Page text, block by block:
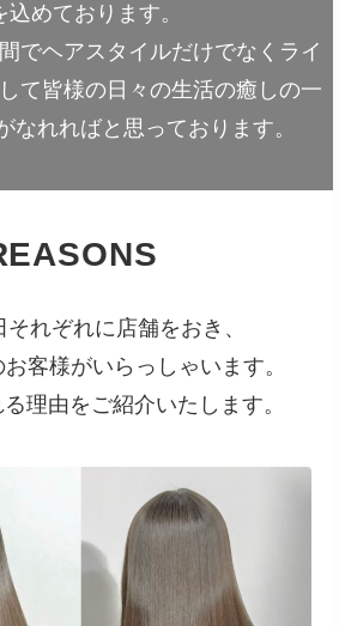
込めております。
でヘアスタイルだけでなくライ
て皆様の日々の生活の癒しの一
なれればと思っております。
れぞれに店舗をおき、
客様がいらっしゃいます。
理由をご紹介いたします。